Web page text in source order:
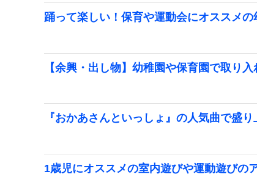
踊って楽しい！保育や運動会にオススメ
【余興・出し物】幼稚園や保育園で取り
『おかあさんといっしょ』の人気曲で盛
1歳児にオススメの室内遊びや運動遊びの